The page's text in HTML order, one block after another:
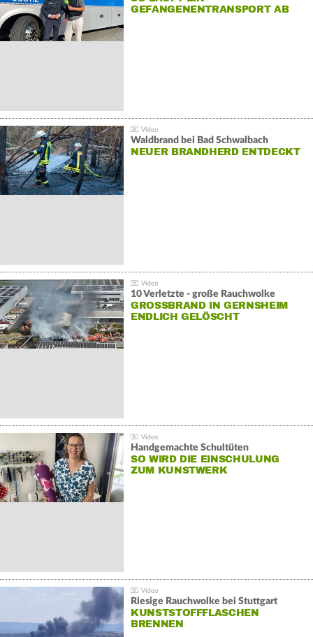
GEFANGENENTRANSPORT AB
Waldbrand bei Bad Schwalbach
NEUER BRANDHERD ENTDECKT
10 Verletzte - große Rauchwolke
GROSSBRAND IN GERNSHEIM E
NDLICH GELÖSCHT
Handgemachte Schultüten
SO WIRD DIE EINSCHULUNG
ZUM KUNSTWERK
Riesige Rauchwolke bei Stuttgart
KUNSTSTOFFFLASCHEN
BRENNEN